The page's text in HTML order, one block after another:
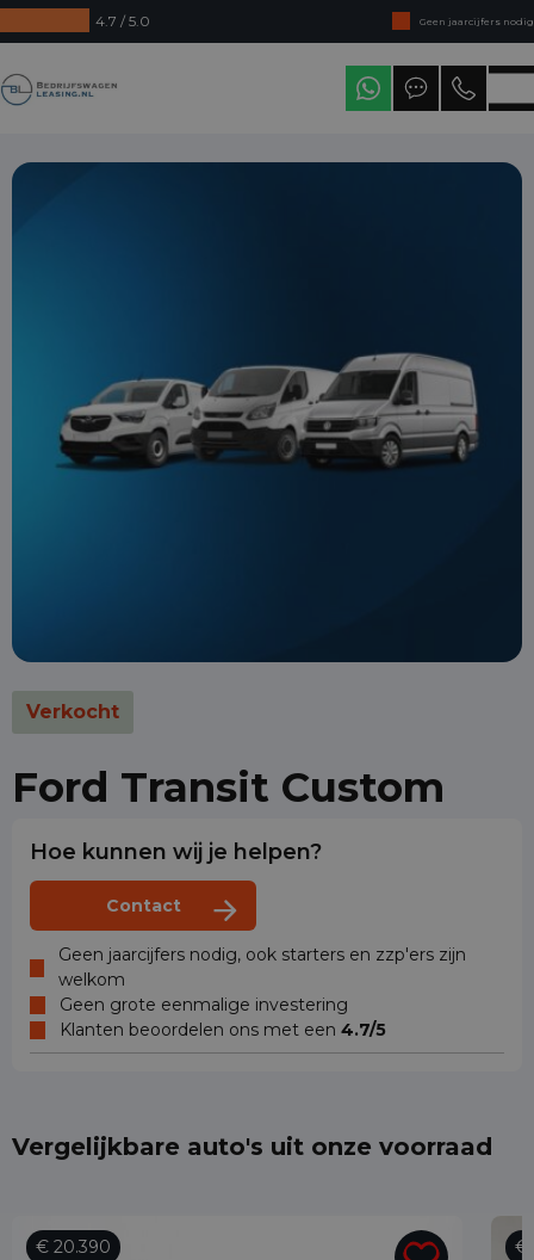
4.7 / 5.0
Geen jaarcijfers nodig
Direct uit voorraad leverbaar
Levering in heel Nederland
Verkocht
Ford Transit Custom
Hoe kunnen wij je helpen?
Contact
Geen jaarcijfers nodig, ook starters en zzp'ers zijn
welkom
Geen grote eenmalige investering
Klanten beoordelen ons met een 4.7/5
Vergelijkbare auto's uit onze voorraad
€ 20.390 €